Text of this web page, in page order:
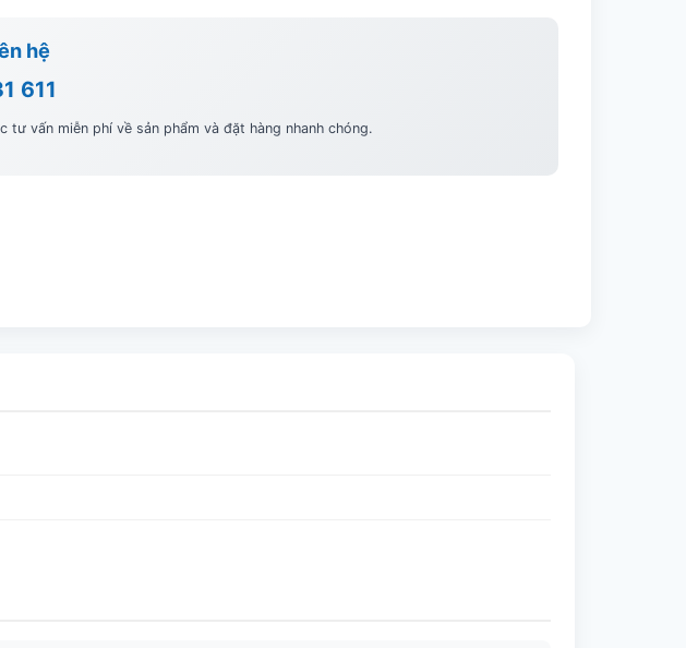
hệ
611
tư vấn miễn phí về sản phẩm và đặt hàng nhanh chóng.